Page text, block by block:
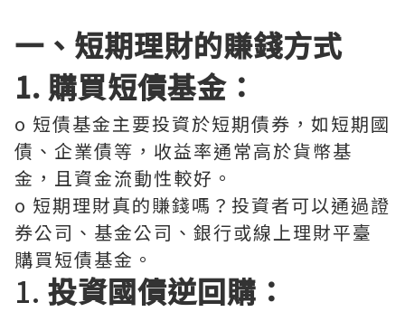
一、短期理財的賺錢方式
1. 購買短債基金：
o 短債基金主要投資於短期債券，如短期國
債、企業債等，收益率通常高於貨幣基
金，且資金流動性較好。
o 短期理財真的賺錢嗎？投資者可以通過證
券公司、基金公司、銀行或線上理財平臺
購買短債基金。
1. 投資國債逆回購：